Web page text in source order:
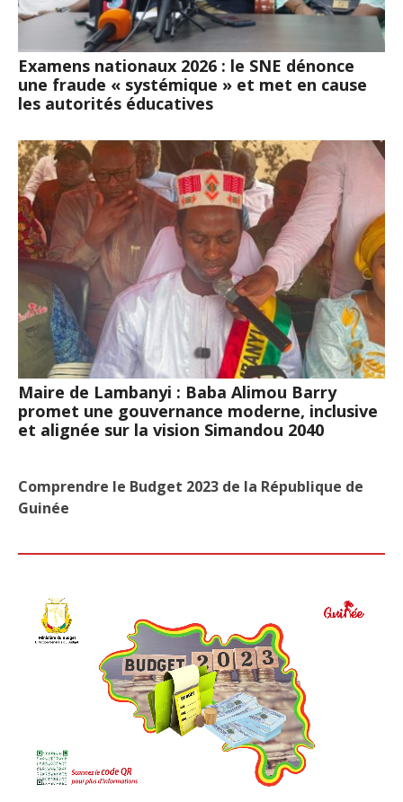
Examens nationaux 2026 : le SNE dénonce
une fraude « systémique » et met en cause
les autorités éducatives
Maire de Lambanyi : Baba Alimou Barry
promet une gouvernance moderne, inclusive
et alignée sur la vision Simandou 2040
Comprendre le Budget 2023 de la République de
Guinée